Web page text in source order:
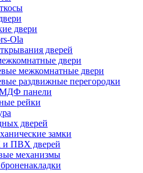
двери
Ola
дверей
двери
межкомнатные двери
раздвижные перегородки
панели
рейки
дверей
замки
ПВХ дверей
механизмы